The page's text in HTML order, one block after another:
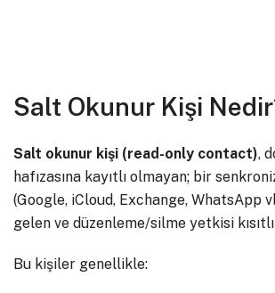
Salt Okunur Kişi
Salt okunur kişi (read-only contact),
hafızasına kayıtlı olmayan; bir
(Google, iCloud, Exchange, WhatsApp
gelen ve düzenleme/silme yetkisi
Bu kişiler genellikle: